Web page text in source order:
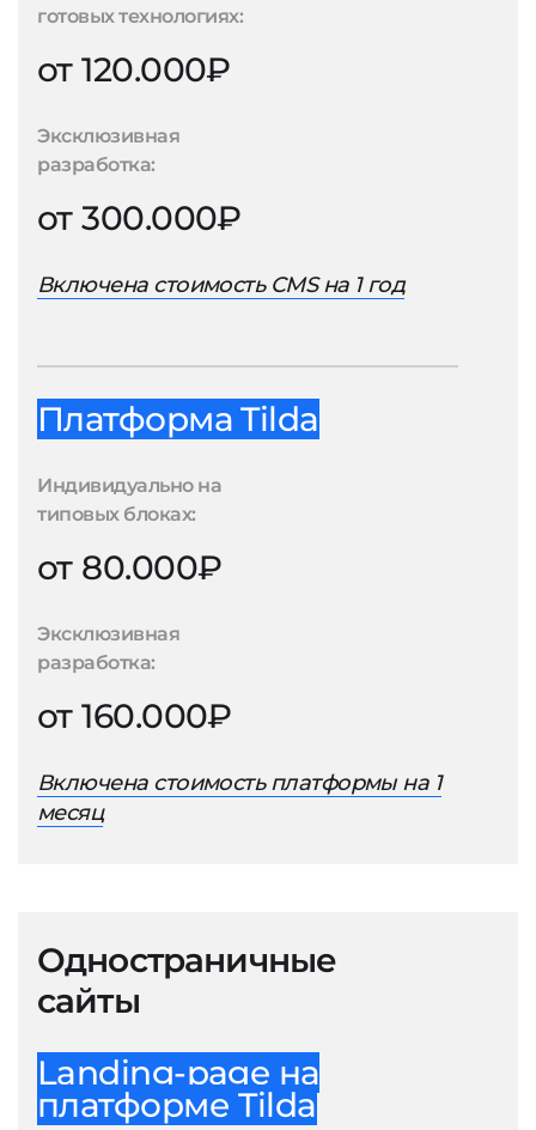
готовых технологиях:
от 120.000₽
Эксклюзивная
разработка:
от 300.000₽
Включена стоимость CMS на 1 год
Платформа Tilda
Индивидуально на
типовых блоках:
от 80.000₽
Эксклюзивная
разработка:
от 160.000₽
Включена стоимость платформы на 1
месяц
Одностраничные
сайты
Landing-page на
платформе Tilda